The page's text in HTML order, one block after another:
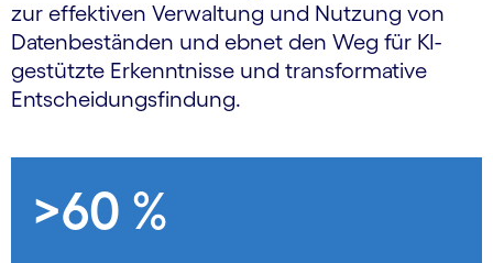
zur effektiven Verwaltung und Nutzung von
Datenbeständen und ebnet den Weg für KI-
gestützte Erkenntnisse und transformative
Entscheidungsfindung.
>60 %